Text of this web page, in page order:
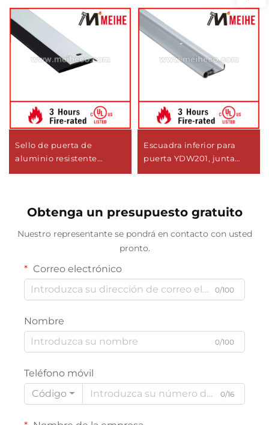
Sello de puerta de
aluminio resistente
Escuadra inferior para
puerta YDW201, junta
Obtenga un presupuesto gratuito
Nuestro representante se pondrá en contacto con usted
pronto.
Correo electrónico
0/100
Nombre
0/100
Teléfono móvil
Código
0/16